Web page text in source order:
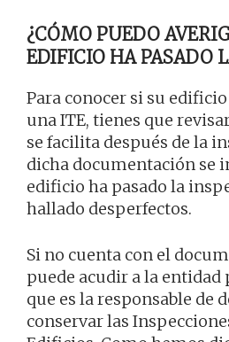
¿CÓMO PUEDO
EDIFICIO HA PASADO
Para conocer si su
una ITE, tienes que
se facilita después de la
dicha documentación se
edificio ha pasado la
hallado desperfectos.
Si no cuenta con el
puede acudir a la entidad
que es la responsable de
conservar las